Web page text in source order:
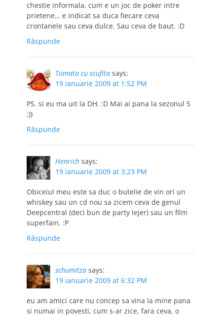
chestie informala, cum e un joc de poker intre
prietene… e indicat sa duca fiecare ceva
crontanele sau ceva dulce. Sau ceva de baut. :D
Răspunde
Tomata cu scufita says:
19 ianuarie 2009 at 1:52 PM
PS. si eu ma uit la DH. :D Mai ai pana la sezonul 5
;))
Răspunde
Henrich says:
19 ianuarie 2009 at 3:23 PM
Obiceiul meu este sa duc o butelie de vin ori un
whiskey sau un cd nou sa zicem ceva de genul
Deepcentral (deci bun de party lejer) sau un film
superfain. :P
Răspunde
schumitza says:
19 ianuarie 2009 at 6:32 PM
eu am amici care nu concep sa vina la mine pana
si numai in povesti, cum s-ar zice, fara ceva, o